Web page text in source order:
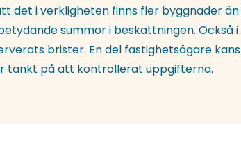
det i verkligheten finns fler byggnader
summor i beskattningen. Också
brister. En del fastighetsägare
tänkt på att kontrollerat uppgifterna.